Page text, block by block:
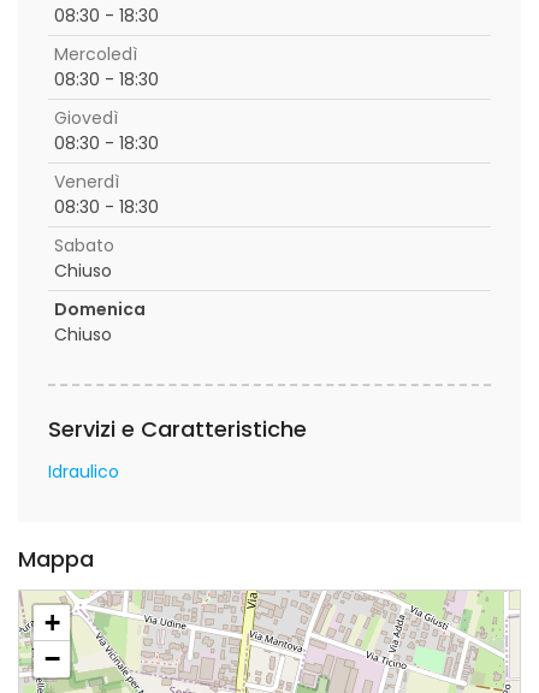
08:30 - 18:30
Mercoledì
08:30 - 18:30
Giovedì
08:30 - 18:30
Venerdì
08:30 - 18:30
Sabato
Chiuso
Domenica
Chiuso
Servizi e Caratteristiche
Idraulico
Mappa
+
−